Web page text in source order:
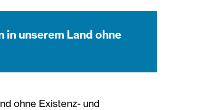
unserem Land ohne
ohne Existenz- und